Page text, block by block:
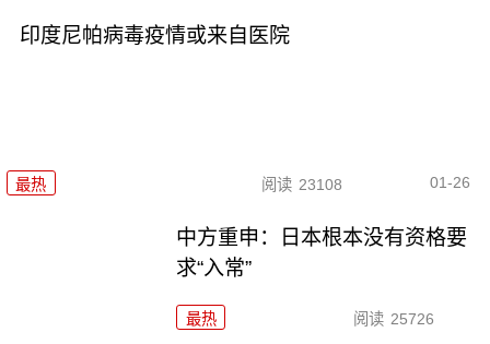
印度尼帕病毒疫情或来自医院
最热 阅读 23108 01-26
中方重申：日本根本没有资格要
求“入常”
最热 阅读 25726